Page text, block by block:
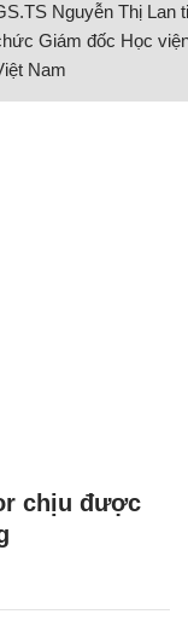
Nguyễn Thị Lan
Giám đốc Học
Nam
chịu được